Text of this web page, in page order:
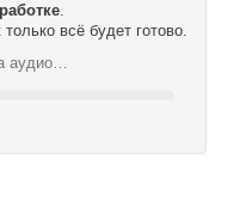
.
всё будет готово.
аудио…